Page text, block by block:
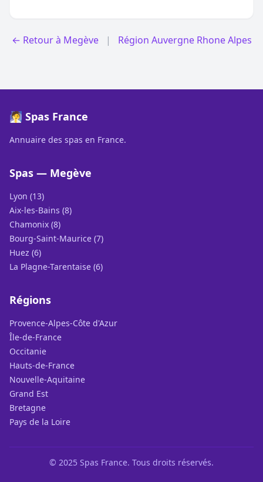
← Retour à Megève | Région Auvergne Rhone Alpes
🧖 Spas France
Annuaire des spas en France.
Spas — Megève
Lyon (13)
Aix-les-Bains (8)
Chamonix (8)
Bourg-Saint-Maurice (7)
Huez (6)
La Plagne-Tarentaise (6)
Régions
Provence-Alpes-Côte d'Azur
Île-de-France
Occitanie
Hauts-de-France
Nouvelle-Aquitaine
Grand Est
Bretagne
Pays de la Loire
© 2025 Spas France. Tous droits réservés.